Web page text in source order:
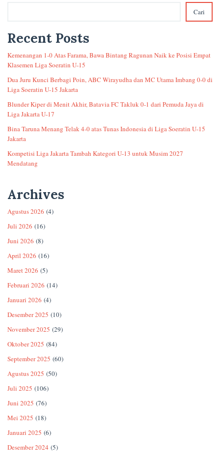
Cari
Recent Posts
Kemenangan 1-0 Atas Farama, Bawa Bintang Ragunan Naik ke Posisi Empat
Klasemen Liga Soeratin U-15
Dua Juru Kunci Berbagi Poin, ABC Wirayudha dan MC Utama Imbang 0-0 di
Liga Soeratin U-15 Jakarta
Blunder Kiper di Menit Akhir, Batavia FC Takluk 0-1 dari Pemuda Jaya di
Liga Jakarta U-17
Bina Taruna Menang Telak 4-0 atas Tunas Indonesia di Liga Soeratin U-15
Jakarta
Kompetisi Liga Jakarta Tambah Kategori U-13 untuk Musim 2027
Mendatang
Archives
Agustus 2026 (4)
Juli 2026 (16)
Juni 2026 (8)
April 2026 (16)
Maret 2026 (5)
Februari 2026 (14)
Januari 2026 (4)
Desember 2025 (10)
November 2025 (29)
Oktober 2025 (84)
September 2025 (60)
Agustus 2025 (50)
Juli 2025 (106)
Juni 2025 (76)
Mei 2025 (18)
Januari 2025 (6)
Desember 2024 (5)